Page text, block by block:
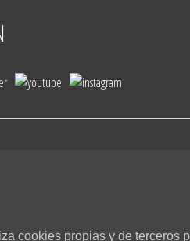
cookies propias y de terceros